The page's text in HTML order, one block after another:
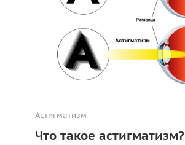
Астигматизм
Что такое астигматизм?